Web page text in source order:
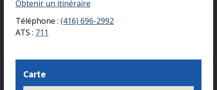
Obtenir un itinéraire
Téléphone : (416) 696-2992
ATS : 711
Carte